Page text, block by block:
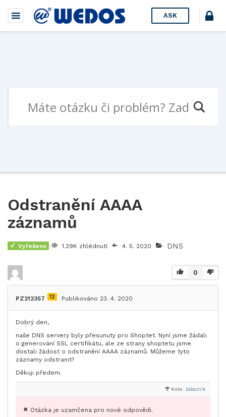
ASK
Odstranění AAAA
záznamů
Vyřešeno 1.29K zhlédnutí 4. 5. 2020 DNS
0
PZ212357 12 Publikováno 23. 4. 2020
Dobrý den,
naše DNS servery byly přesunuty pro Shoptet. Nyní jsme žádali
o generování SSL certifikátu, ale ze strany shoptetu jsme
dostali žádost o odstranění AAAA záznamů. Můžeme tyto
záznamy odstranit?
Děkuji předem.
Role: Zákazník
Otázka je uzamčena pro nové odpovědi.